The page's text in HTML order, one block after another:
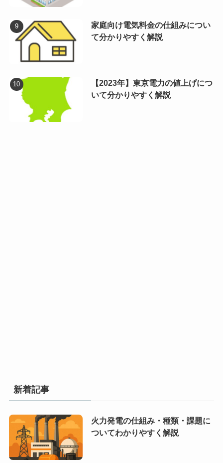
家庭向け電気料金の仕組みについ
て分かりやすく解説
【2023年】東京電力の値上げにつ
いて分かりやすく解説
新着記事
火力発電の仕組み・種類・課題に
ついてわかりやすく解説